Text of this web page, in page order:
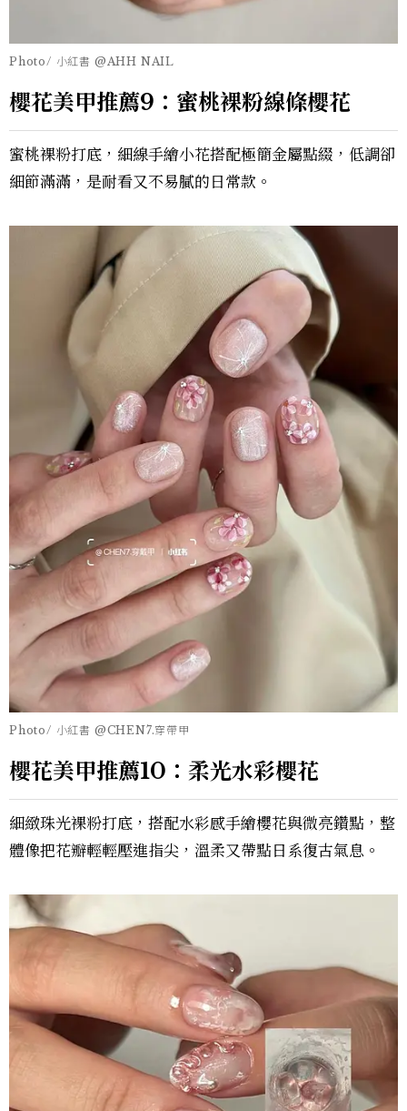
Photo/ 小紅書 @AHH NAIL
櫻花美甲推薦9：蜜桃裸粉線條櫻花
蜜桃裸粉打底，細線手繪小花搭配極簡金屬點綴，低調卻
細節滿滿，是耐看又不易膩的日常款。
Photo/ 小紅書 @CHEN7.穿帶甲
櫻花美甲推薦10：柔光水彩櫻花
細緻珠光裸粉打底，搭配水彩感手繪櫻花與微亮鑽點，整
體像把花瓣輕輕壓進指尖，溫柔又帶點日系復古氣息。